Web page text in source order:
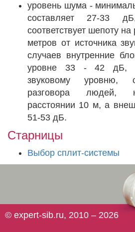
уровень шума -
составляет 27-33
соответствует шепоту
метров от источника
случаев внутренние
уровне 33 - 42 дБ,
звуковому уровню,
разговора людей,
расстоянии 10 м, а
51-53 дБ.
Старницы
Выбор сплит-системы
© expert-sib.ru, 2010 – 2026